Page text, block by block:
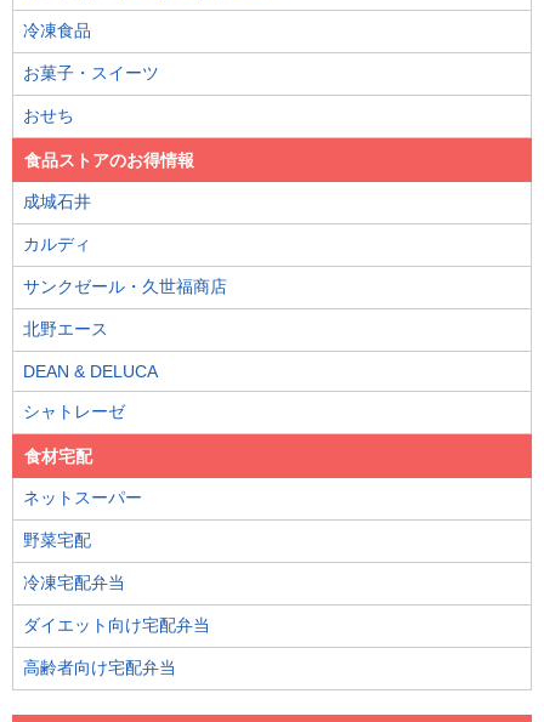
冷凍食品
お菓子・スイーツ
おせち
食品ストアのお得情報
成城石井
カルディ
サンクゼール・久世福商店
北野エース
DEAN & DELUCA
シャトレーゼ
食材宅配
ネットスーパー
野菜宅配
冷凍宅配弁当
ダイエット向け宅配弁当
高齢者向け宅配弁当